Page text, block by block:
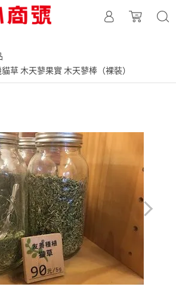
草 木天蓼果實 木天蓼棒（裸裝）